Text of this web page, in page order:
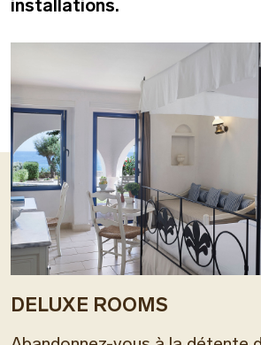
installations.
DELUXE ROOMS